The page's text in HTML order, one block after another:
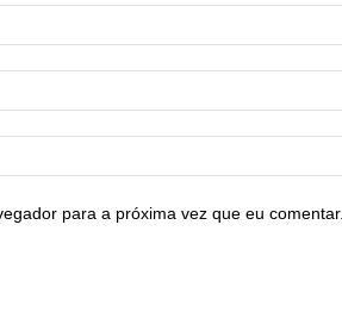
para a próxima vez que eu comentar.